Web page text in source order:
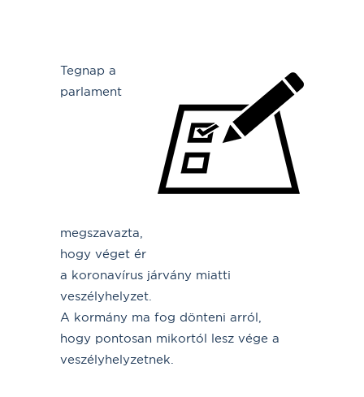
Tegnap a
parlament
megszavazta,
hogy véget ér
a koronavírus járvány miatti
veszélyhelyzet.
A kormány ma fog dönteni arról,
hogy pontosan mikortól lesz vége a
veszélyhelyzetnek.